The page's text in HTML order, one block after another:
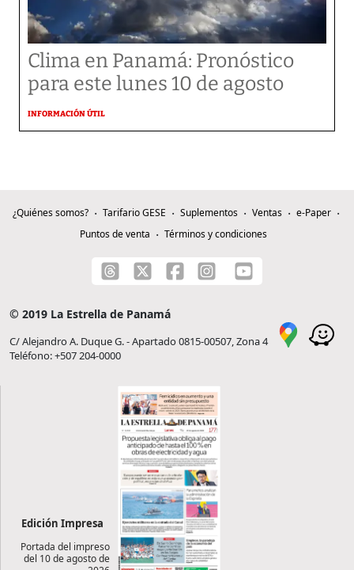
Clima en Panamá: Pronóstico
para este lunes 10 de agosto
INFORMACIÓN ÚTIL
¿Quiénes somos? Tarifario GESE Suplementos Ventas
e-Paper
Puntos de venta
Términos y condiciones
© 2019 La Estrella de Panamá
C/ Alejandro A. Duque G. - Apartado 0815-00507, Zona 4
Teléfono: +507 204-0000
Edición Impresa
Portada del impreso
del 10 de agosto de